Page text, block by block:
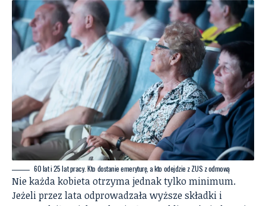
60 lat i 25 lat pracy. Kto dostanie emeryturę, a kto odejdzie z ZUS z odmową
Nie każda kobieta otrzyma jednak tylko minimum.
Jeżeli przez lata odprowadzała wyższe składki i